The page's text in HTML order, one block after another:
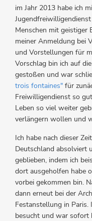
im Jahr 2013 habe ich
Menschen mit geistiger
meiner Anmeldung bei
und Vorstellungen für
Vorschlag bin ich auf
gestoßen und war
trois fontaines" für
Freiwilligendienst so
Leben so viel weiter
verlängern wollen und
Ich habe nach dieser
Deutschland absolviert
geblieben, indem ich
dort ausgeholfen habe
vorbei gekommen bin.
dann erneut bei der
Festanstellung in Paris.
besucht und war sofort